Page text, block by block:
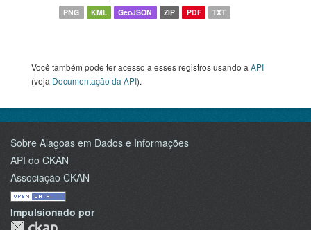
PNG KML GeoJSON ZIP PDF TXT
Você também pode ter acesso a esses registros usando a API
(veja Documentação da API).
Sobre Alagoas em Dados e Informações
API do CKAN
Associação CKAN
Impulsionado por